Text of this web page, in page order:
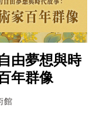
由夢想與時
年群像
館